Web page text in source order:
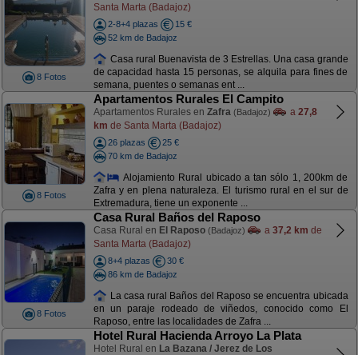
8 Fotos
Santa Marta (Badajoz)
2-8+4 plazas
15 €
52 km de Badajoz
Casa rural Buenavista de 3 Estrellas. Una casa grande
de capacidad hasta 15 personas, se alquila para fines de
semana, puentes o semanas ent ...
8 Fotos
Apartamentos Rurales El Campito
Apartamentos Rurales en Zafra (Badajoz) a 27,8
km de Santa Marta (Badajoz)
26 plazas
25 €
70 km de Badajoz
Alojamiento Rural ubicado a tan sólo 1, 200km de
Zafra y en plena naturaleza. El turismo rural en el sur de
Extremadura, tiene un exponente ...
8 Fotos
Casa Rural Baños del Raposo
Casa Rural en El Raposo (Badajoz) a 37,2 km de
Santa Marta (Badajoz)
8+4 plazas
30 €
86 km de Badajoz
La casa rural Baños del Raposo se encuentra ubicada
en un paraje rodeado de viñedos, conocido como El
Raposo, entre las localidades de Zafra ...
Hotel Rural Hacienda Arroyo La Plata
Hotel Rural en La Bazana / Jerez de Los